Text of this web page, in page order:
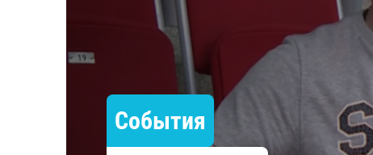
Шанхайские Драконы
События